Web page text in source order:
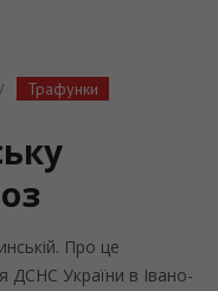
Трафунки
Про це
ДСНС України в Івано-